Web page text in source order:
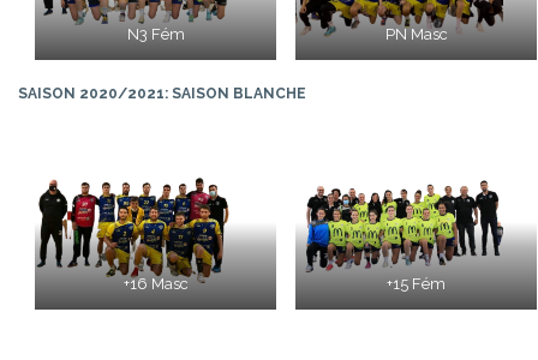
N3 Fém PN Masc
SAISON 2020/2021: SAISON BLANCHE
+16 Masc +15 Fém